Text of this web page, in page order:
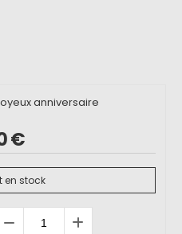
anniversaire
€
en stock